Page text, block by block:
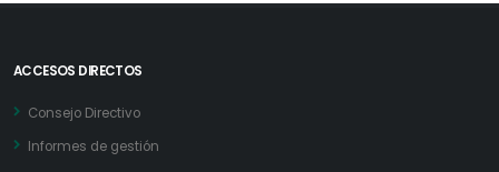
ACCESOS DIRECTOS
Consejo Directivo
Informes de gestión